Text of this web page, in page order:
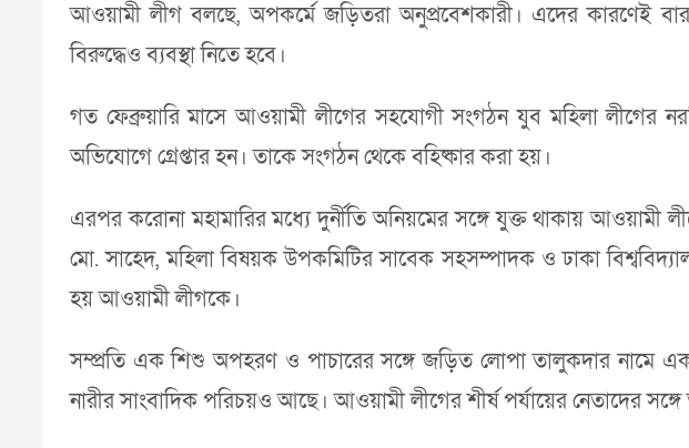
আওয়ামী লীগ বলছে, অপকর্মে জড়িতরা অনুপ্রবেশকারী। এদের কারণেই
বিরুদ্ধেও ব্যবস্থা নিতে হবে।
গত ফেব্রুয়ারি মাসে আওয়ামী লীগের সহযোগী সংগঠন যুব মহিলা লীগের
অভিযোগে গ্রেপ্তার হন। তাকে সংগঠন থেকে বহিষ্কার করা হয়।
এরপর করোনা মহামারির মধ্যে দুর্নীতি অনিয়মের সঙ্গে যুক্ত থাকায় আওয়ামী
মো. সাহেদ, মহিলা বিষয়ক উপকমিটির সাবেক সহসম্পাদক ও ঢাকা
হয় আওয়ামী লীগকে।
সম্প্রতি এক শিশু অপহরণ ও পাচারের সঙ্গে জড়িত লোপা তালুকদার নামে
নারীর সাংবাদিক পরিচয়ও আছে। আওয়ামী লীগের শীর্ষ পর্যায়ের নেতাদের